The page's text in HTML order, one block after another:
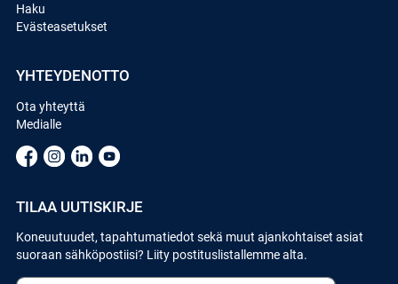
Haku
Evästeasetukset
YHTEYDENOTTO
Ota yhteyttä
Medialle
TILAA UUTISKIRJE
Koneuutuudet, tapahtumatiedot sekä muut ajankohtaiset asiat
suoraan sähköpostiisi? Liity postituslistallemme alta.